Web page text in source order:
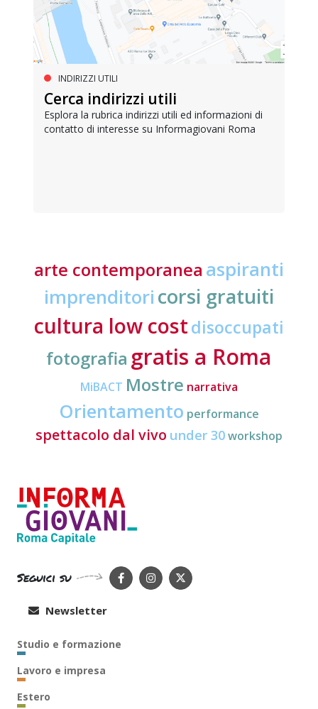
INDIRIZZI UTILI
Cerca indirizzi utili
Esplora la rubrica indirizzi utili ed informazioni di
contatto di interesse su Informagiovani Roma
arte contemporanea aspiranti
imprenditori corsi gratuiti
cultura low costdisoccupati
fotografia gratis a Roma
MiBACT Mostre narrativa
Orientamento performance
spettacolo dal vivo under 30workshop
Seguici su
Newsletter
Studio e formazione
Lavoro e impresa
Estero